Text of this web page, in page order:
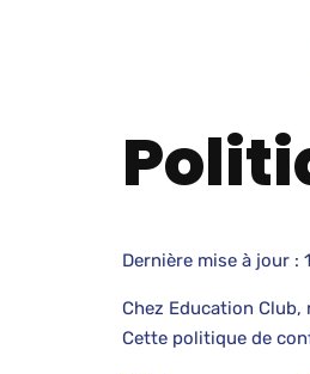
Dernière mise à jour
Chez Education
Cette politique de